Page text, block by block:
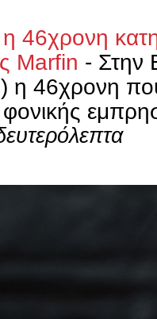
46χρονη
Marfin - Στην
46χρονη